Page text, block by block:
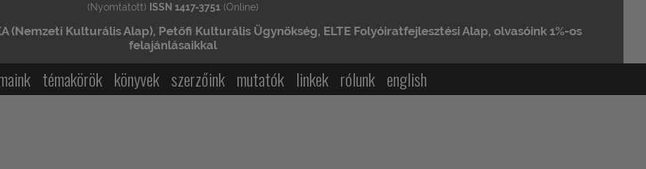
(Nyomtatott) ISSN 1417-3751(Online)
Kulturális Alap), Petőfi Kulturális Ügynökség, ELTE Folyóiratfejlesztési Alap, olvasóink 1%-os
felajánlásaikkal
témakörök könyvek szerzőink mutatók linkek rólunk english